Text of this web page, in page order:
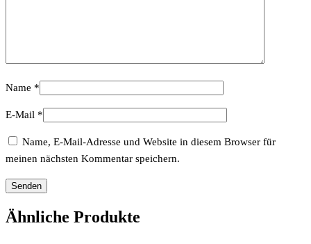
Name *
E-Mail *
Name, E-Mail-Adresse und Website in diesem Browser für
meinen nächsten Kommentar speichern.
Ähnliche Produkte